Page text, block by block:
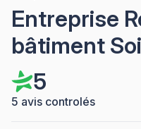
Entreprise
bâtiment
5
5 avis controlés